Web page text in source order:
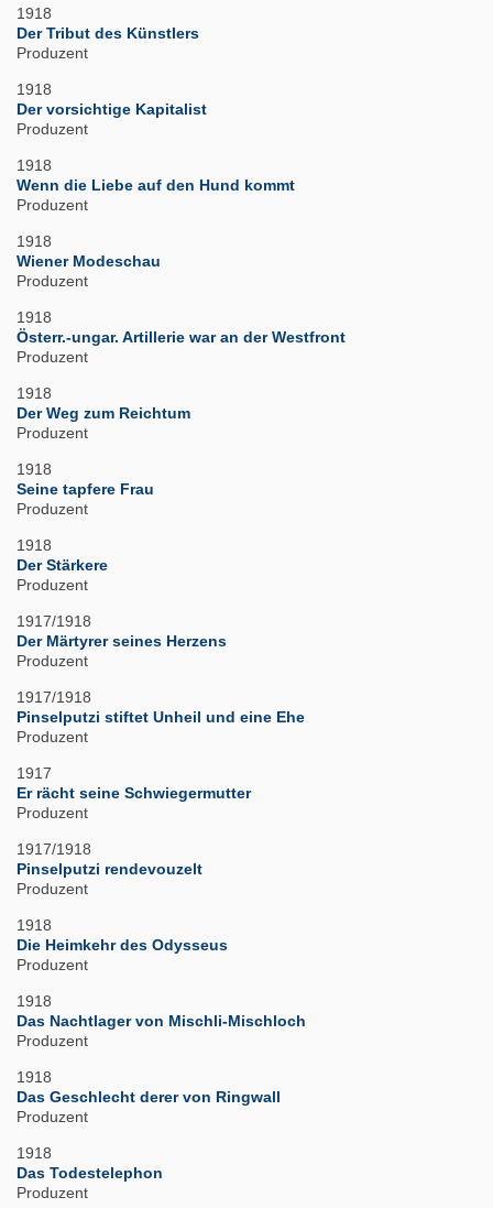
1918
Der Tribut des Künstlers
Produzent
1918
Der vorsichtige Kapitalist
Produzent
1918
Wenn die Liebe auf den Hund kommt
Produzent
1918
Wiener Modeschau
Produzent
1918
Österr.-ungar. Artillerie war an der Westfront
Produzent
1918
Der Weg zum Reichtum
Produzent
1918
Seine tapfere Frau
Produzent
1918
Der Stärkere
Produzent
1917/1918
Der Märtyrer seines Herzens
Produzent
1917/1918
Pinselputzi stiftet Unheil und eine Ehe
Produzent
1917
Er rächt seine Schwiegermutter
Produzent
1917/1918
Pinselputzi rendevouzelt
Produzent
1918
Die Heimkehr des Odysseus
Produzent
1918
Das Nachtlager von Mischli-Mischloch
Produzent
1918
Das Geschlecht derer von Ringwall
Produzent
1918
Das Todestelephon
Produzent